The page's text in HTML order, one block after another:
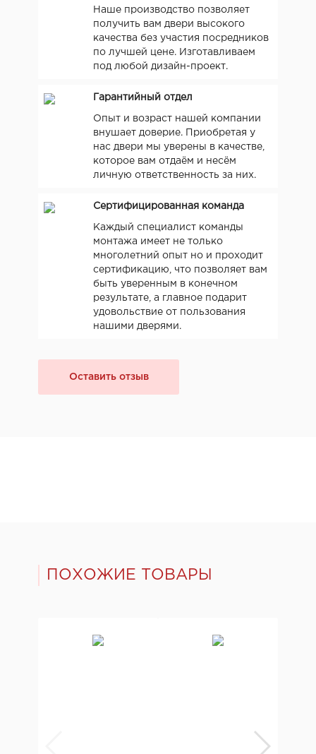
Наше производство позволяет
получить вам двери высокого
качества без участия посредников
по лучшей цене. Изготавливаем
под любой дизайн-проект.
Гарантийный отдел
Опыт и возраст нашей компании
внушает доверие. Приобретая у
нас двери мы уверены в качестве,
которое вам отдаём и несём
личную ответственность за них.
Сертифицированная команда
Каждый специалист команды
монтажа имеет не только
многолетний опыт но и проходит
сертификацию, что позволяет вам
быть уверенным в конечном
результате, а главное подарит
удовольствие от пользования
нашими дверями.
Оставить отзыв
ПОХОЖИЕ ТОВАРЫ